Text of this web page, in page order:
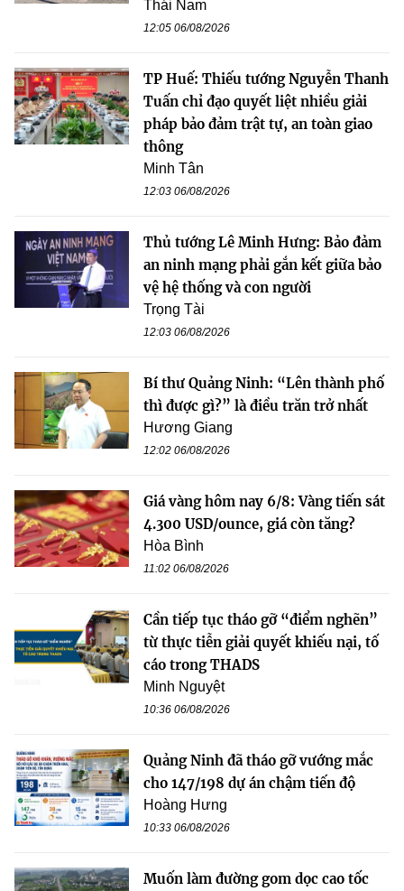
Thái Nam
12:05 06/08/2026
TP Huế: Thiếu tướng Nguyễn Thanh
Tuấn chỉ đạo quyết liệt nhiều giải
pháp bảo đảm trật tự, an toàn giao
thông
Minh Tân
12:03 06/08/2026
Thủ tướng Lê Minh Hưng: Bảo đảm
an ninh mạng phải gắn kết giữa bảo
vệ hệ thống và con người
Trọng Tài
12:03 06/08/2026
Bí thư Quảng Ninh: “Lên thành phố
thì được gì?” là điều trăn trở nhất
Hương Giang
12:02 06/08/2026
Giá vàng hôm nay 6/8: Vàng tiến sát
4.300 USD/ounce, giá còn tăng?
Hòa Bình
11:02 06/08/2026
Cần tiếp tục tháo gỡ “điểm nghẽn”
từ thực tiễn giải quyết khiếu nại, tố
cáo trong THADS
Minh Nguyệt
10:36 06/08/2026
Quảng Ninh đã tháo gỡ vướng mắc
cho 147/198 dự án chậm tiến độ
Hoàng Hưng
10:33 06/08/2026
Muốn làm đường gom dọc cao tốc